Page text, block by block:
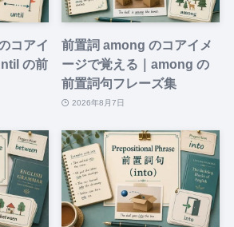
コアイ
の前
前置詞 among のコアイメ
ージで覚える｜among の
前置詞句フレーズ集
2026年8月7日